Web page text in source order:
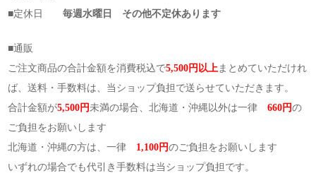
■定休日 毎週水曜日 その他不定休あります
■通販
ご注文商品の合計金額を消費税込で5,500円以上まとめていただけれ
ば、送料・手数料は、当ショップ負担で送らせていただきます。
合計金額が5,500円未満の場合、北海道・沖縄以外は一律 660円の
ご負担をお願いします
北海道・沖縄の方は、一律 1,100円のご負担をお願いします
いずれの場合でも代引き手数料は当ショップ負担です。